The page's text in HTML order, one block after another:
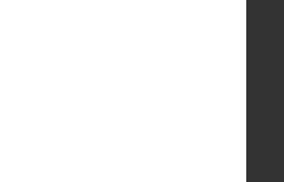
no futuro da Europa
li…
i/web/status/1…